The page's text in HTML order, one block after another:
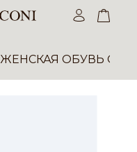
ЖЕНСКАЯ ОБУВЬ